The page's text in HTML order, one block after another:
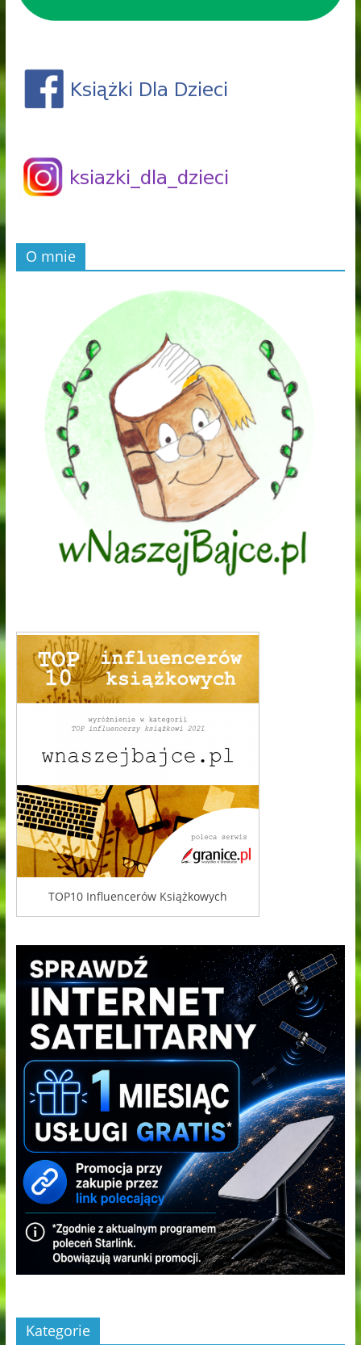
O mnie
TOP10 Influencerów Książkowych
Kategorie